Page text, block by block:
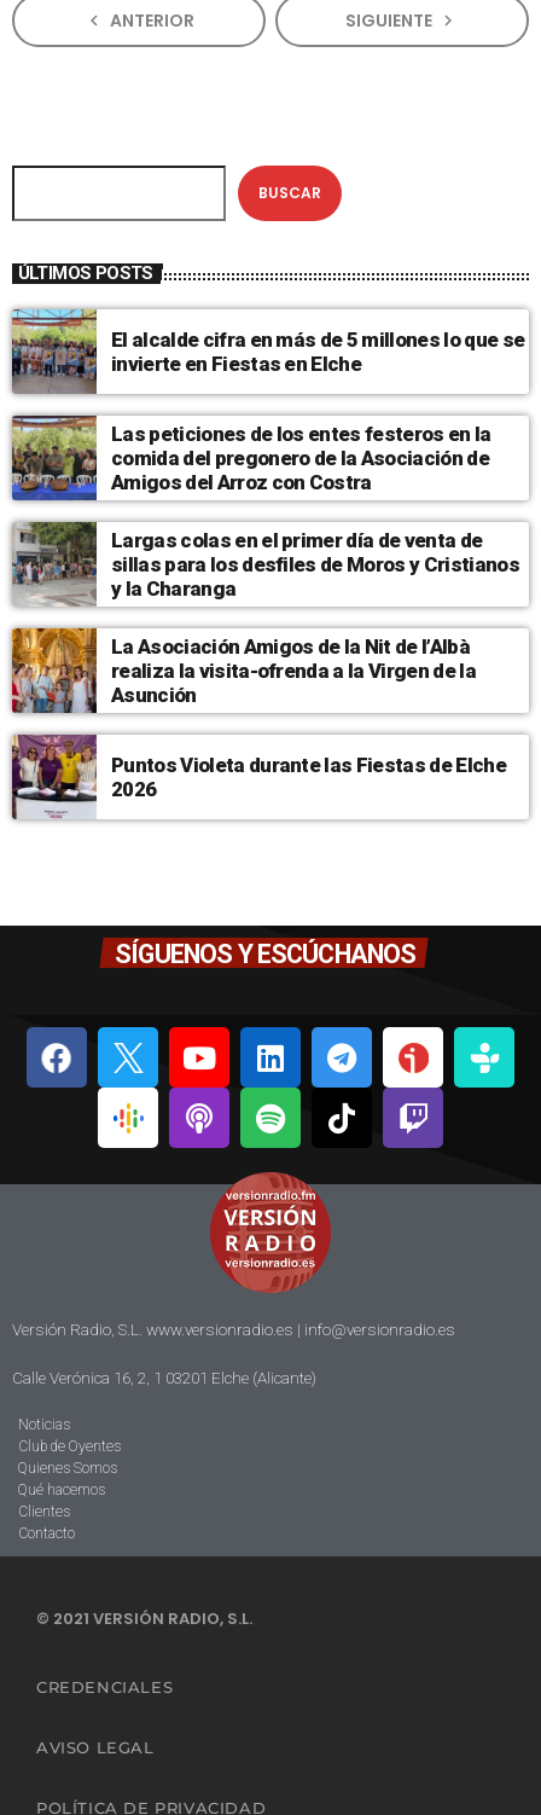
navigate_before ANTERIOR SIGUIENTE navigate_next
BUSCAR
ÚLTIMOS POSTS
El alcalde cifra en más de 5 millones lo que se
invierte en Fiestas en Elche
Las peticiones de los entes festeros en la
comida del pregonero de la Asociación de
Amigos del Arroz con Costra
Largas colas en el primer día de venta de
sillas para los desfiles de Moros y Cristianos
y la Charanga
La Asociación Amigos de la Nit de l’Albà
realiza la visita-ofrenda a la Virgen de la
Asunción
Puntos Violeta durante las Fiestas de Elche
2026
SÍGUENOS Y ESCÚCHANOS
Versión Radio, S.L. www.versionradio.es | info@versionradio.es
Calle Verónica 16, 2, 1 03201 Elche (Alicante)
Noticias
Club de Oyentes
Quienes Somos
Qué hacemos
Clientes
Contacto
© 2021 VERSIÓN RADIO, S.L.
CREDENCIALES
AVISO LEGAL
POLÍTICA DE PRIVACIDAD